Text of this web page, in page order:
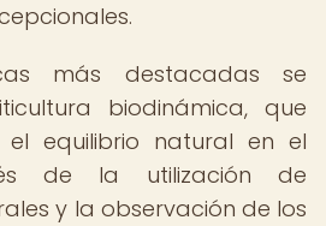
más destacadas se
biodinámica, que
el equilibrio natural en el
de la utilización de
y la observación de los